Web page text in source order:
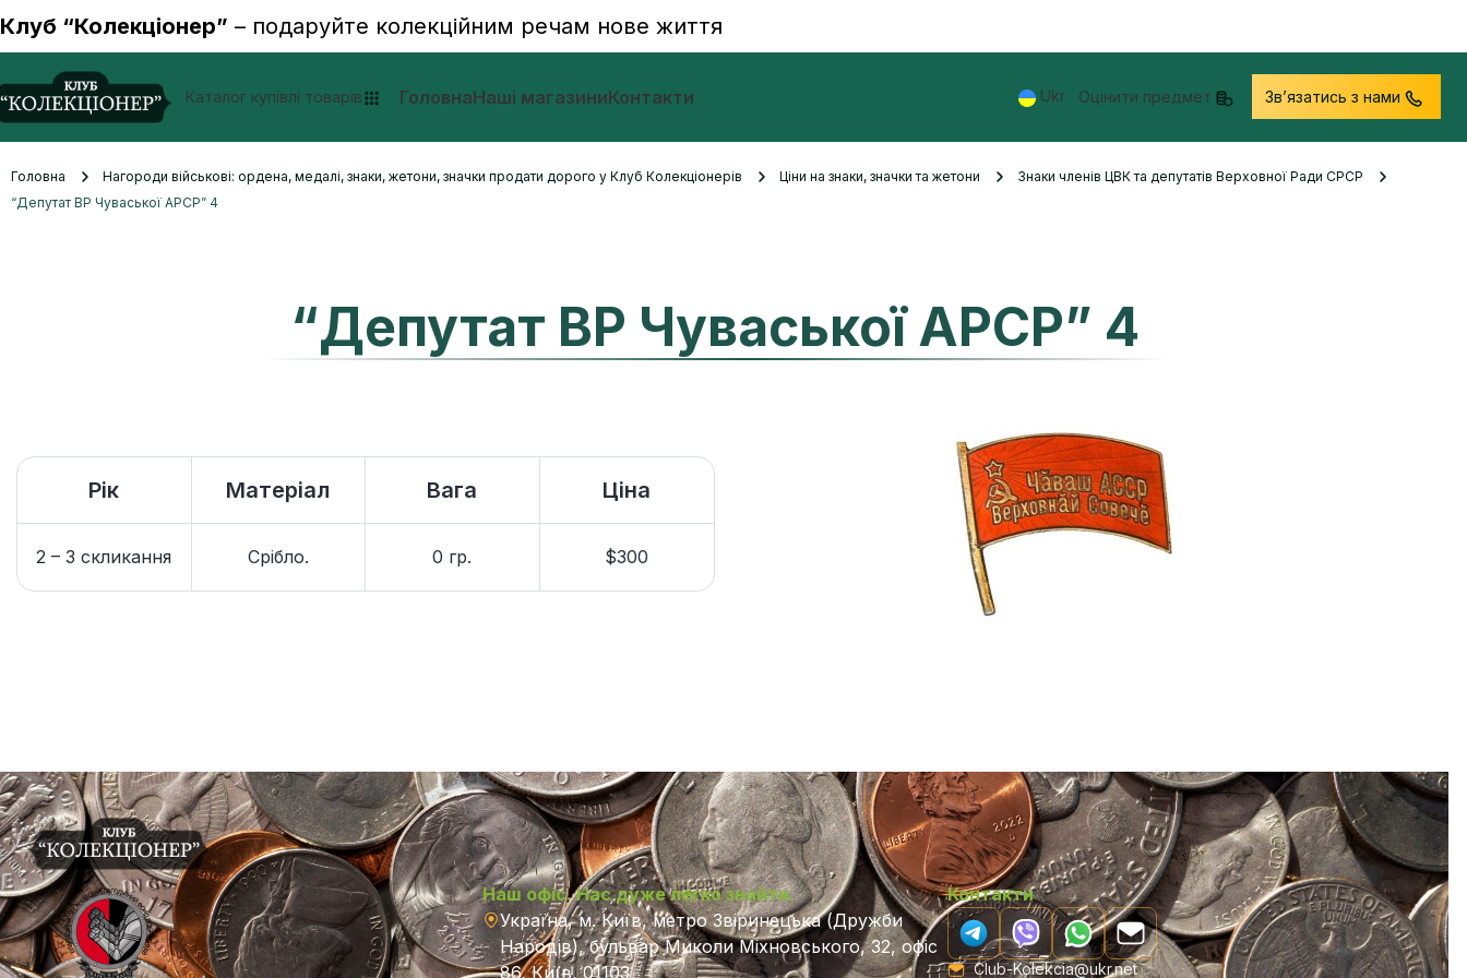
Клуб “Колекціонер” – подаруйте колекційним речам нове життя
Каталог купівлі товарів ГоловнаНаші магазиниКонтакти Ukr Оцінити предмет Звʼязатись з нами
Головна Нагороди військові: ордена, медалі, знаки, жетони, значки продати дорого у Клуб Колекціонерів Ціни на знаки, значки та жетони
Знаки членів ЦВК та депутатів Верховної Ради СРСР
“Депутат ВР Чуваської АРСР” 4
“Депутат ВР Чуваської АРСР” 4
Рік Матеріал Вага Ціна
2 – 3 скликання Срібло. 0 гр. $300
Наш офіс. Нас дуже легко знайти.
Україна, м. Київ, метро Звіринецька (Дружби
Народів), бульвар Миколи Міхновського, 32, офіс
86, Київ, 01103
Контакти
Club-Kolekcia@ukr.net